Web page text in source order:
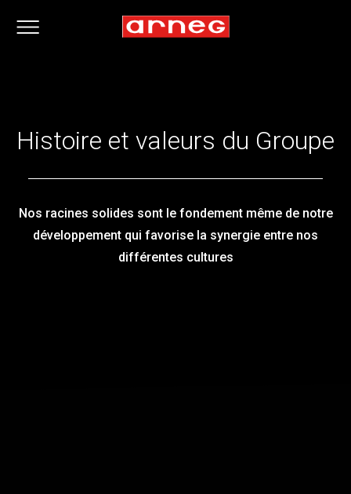
Histoire et valeurs du Groupe
Nos racines solides sont le fondement même de notre
développement qui favorise la synergie entre nos
différentes cultures